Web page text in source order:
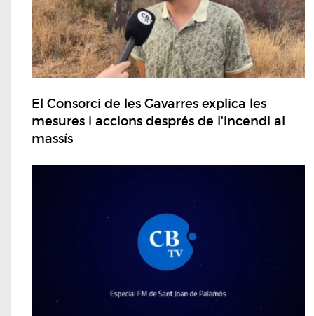
El Consorci de les Gavarres explica les
mesures i accions després de l'incendi al
massís